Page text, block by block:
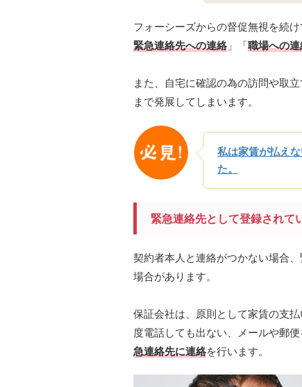
フォーシーズからの督促無視を続
緊急連絡先への連絡」「職場への
また、自宅に確認の為の訪問や取
まで発展してしまいます。
私は家賃が払え
た。
緊急連絡先として登録されて
契約者本人と連絡がつかない場合
場合があります。
保証会社は、原則として家賃の支
度電話しても出ない、メールや郵
急連絡先に連絡を行います。